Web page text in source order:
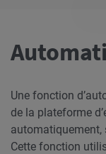
Une fonction
de la plateforme
automatiquement,
Cette fonction